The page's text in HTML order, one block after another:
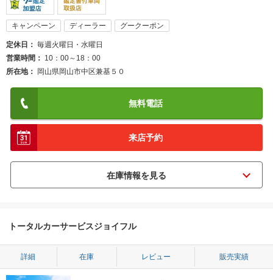
キャンペーン ディーラー グークーポン
定休日
毎週火曜日・水曜日
営業時間
10：00～18：00
所在地
岡山県岡山市中区兼基５０
無料電話
来店予約
トータルカーサービスジョイフル
詳細 在庫 レビュー 販売実績